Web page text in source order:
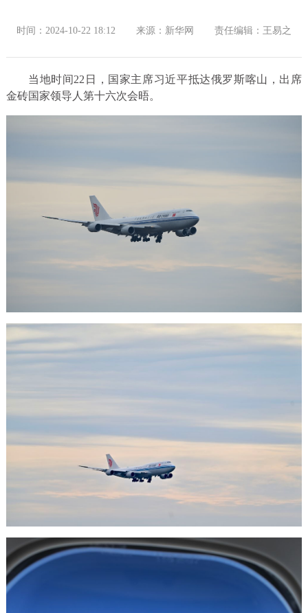
时间：2024-10-22 18:12 来源：新华网 责任编辑：王易之
当地时间22日，国家主席习近平抵达俄罗斯喀山，出席
金砖国家领导人第十六次会晤。